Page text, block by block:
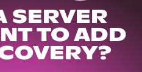
SERVER
TO ADD